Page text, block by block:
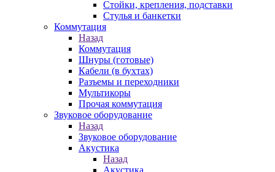
Стойки, крепления, подставки
Стулья и банкетки
Коммутация
Назад
Коммутация
Шнуры (готовые)
Кабели (в бухтах)
Разъемы и переходники
Мультикоры
Прочая коммутация
Звуковое оборудование
Назад
Звуковое оборудование
Акустика
Назад
Акустика